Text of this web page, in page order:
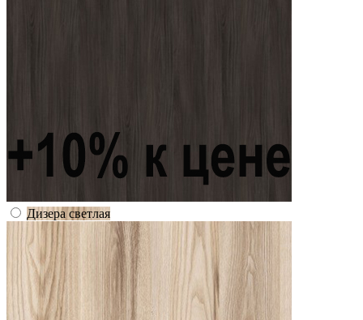
Дизера светлая